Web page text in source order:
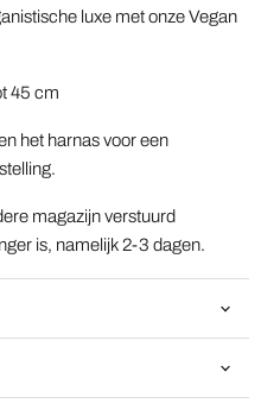
luxe met onze Vegan
45 cm
het harnas voor een
magazijn verstuurd
is, namelijk 2-3 dagen.